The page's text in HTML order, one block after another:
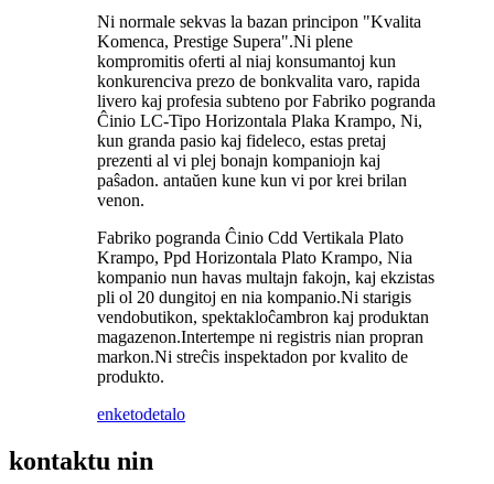
Ni normale sekvas la bazan principon "Kvalita
Komenca, Prestige Supera".Ni plene
kompromitis oferti al niaj konsumantoj kun
konkurenciva prezo de bonkvalita varo, rapida
livero kaj profesia subteno por Fabriko pogranda
Ĉinio LC-Tipo Horizontala Plaka Krampo, Ni,
kun granda pasio kaj fideleco, estas pretaj
prezenti al vi plej bonajn kompaniojn kaj
paŝadon. antaŭen kune kun vi por krei brilan
venon.
Fabriko pogranda Ĉinio Cdd Vertikala Plato
Krampo, Ppd Horizontala Plato Krampo, Nia
kompanio nun havas multajn fakojn, kaj ekzistas
pli ol 20 dungitoj en nia kompanio.Ni starigis
vendobutikon, spektakloĉambron kaj produktan
magazenon.Intertempe ni registris nian propran
markon.Ni streĉis inspektadon por kvalito de
produkto.
enketodetalo
kontaktu nin